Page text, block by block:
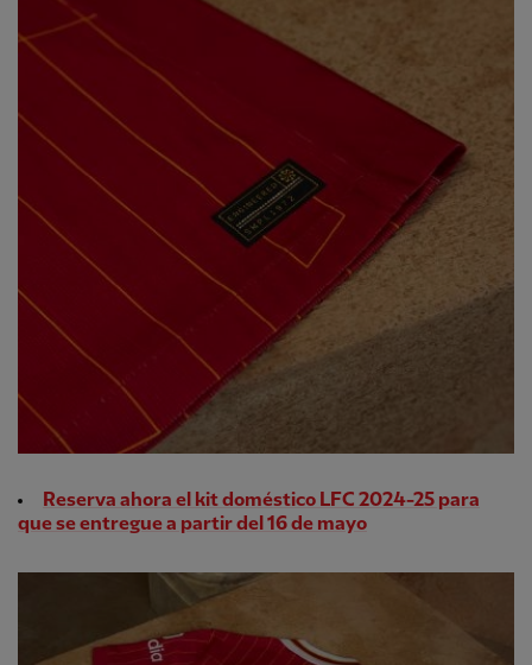
Reserva ahora el kit doméstico LFC 2024-25 para
que se entregue a partir del 16 de mayo